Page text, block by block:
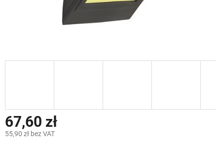
67,60 zł
55,90 zł bez VAT